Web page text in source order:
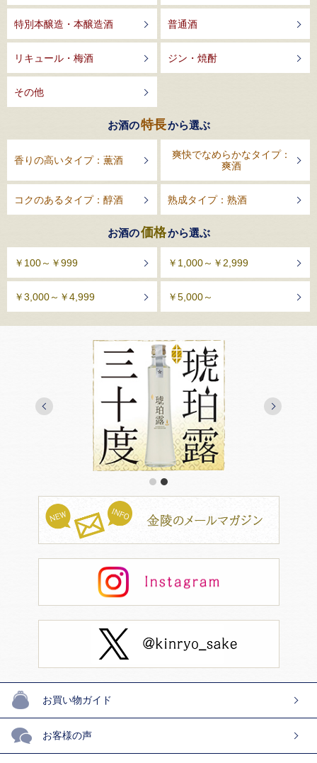
特別本醸造・本醸造酒 普通酒
リキュール・梅酒 ジン・焼酎
その他
お酒の特長から選ぶ
香りの高いタイプ：薫酒
爽快でなめらかなタイプ：
爽酒
コクのあるタイプ：醇酒 熟成タイプ：熟酒
お酒の価格から選ぶ
￥100～￥999 ￥1,000～￥2,999
￥3,000～￥4,999 ￥5,000～
1
お買い物ガイド
お客様の声